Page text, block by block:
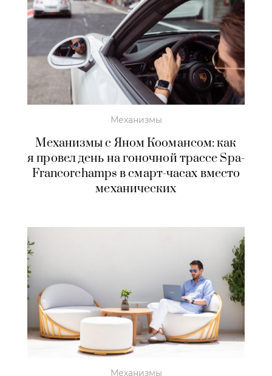
Механизмы
Механизмы с Яном Коомансом: как
я провел день на гоночной трассе Spa-
Francorchamps в смарт-часах вместо
механических
Механизмы